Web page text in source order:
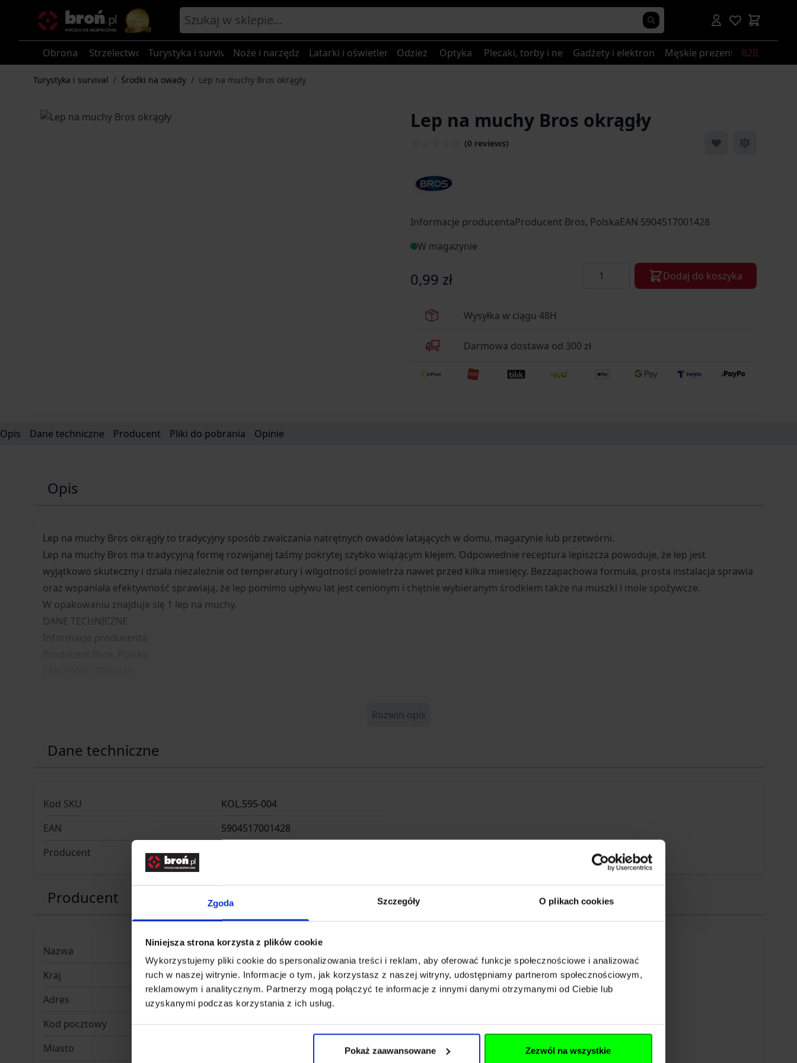
Zgoda Szczegóły O plikach cookies
Niniejsza strona korzysta z plików cookie
Wykorzystujemy pliki cookie do spersonalizowania treści i reklam, aby oferować funkcje społecznościowe i analizować
ruch w naszej witrynie. Informacje o tym, jak korzystasz z naszej witryny, udostępniamy partnerom społecznościowym,
reklamowym i analitycznym. Partnerzy mogą połączyć te informacje z innymi danymi otrzymanymi od Ciebie lub
uzyskanymi podczas korzystania z ich usług.
Pokaż zaawansowane Zezwól na wszystkie
Obrona Strzelectwo Turystyka i survival Noże i narzędzia Latarki i oświetlenieOdzież Optyka Plecaki, torby i nerkiGadżety i elektronikaMęskie prezenty B2B
Turystyka i survival / Środki na owady / Lep na muchy Bros okrągły
Lep na muchy Bros okrągły
(0 reviews)
Informacje producentaProducent Bros, PolskaEAN 5904517001428
W magazynie
0,99 zł Ilość Dodaj do koszyka
Wysyłka w ciągu 48H
Darmowa dostawa od 300 zł
Opis Dane techniczne Producent Pliki do pobrania Opinie
Opis
Lep na muchy Bros okrągły to tradycyjny sposób zwalczania natrętnych owadów latających w domu, magazynie lub przetwórni.
Lep na muchy Bros ma tradycyjną formę rozwijanej taśmy pokrytej szybko wiążącym klejem. Odpowiednie receptura lepiszcza powoduje, że lep jest
wyjątkowo skuteczny i działa niezależnie od temperatury i wilgotności powietrza nawet przed kilka miesięcy. Bezzapachowa formuła, prosta instalacja sprawia
oraz wspaniała efektywność sprawiają, że lep pomimo upływu lat jest cenionym i chętnie wybieranym środkiem także na muszki i mole spożywcze.
W opakowaniu znajduje się 1 lep na muchy.
DANE TECHNICZNE
Informacje producenta
Rozwiń opis
Dane techniczne
Kod SKU
KOL.595-004
EAN
5904517001428
Producent
Producent
Nazwa
BROS
Kraj
Polska
Adres
Karpia 24
Kod pocztowy
61-619
Miasto